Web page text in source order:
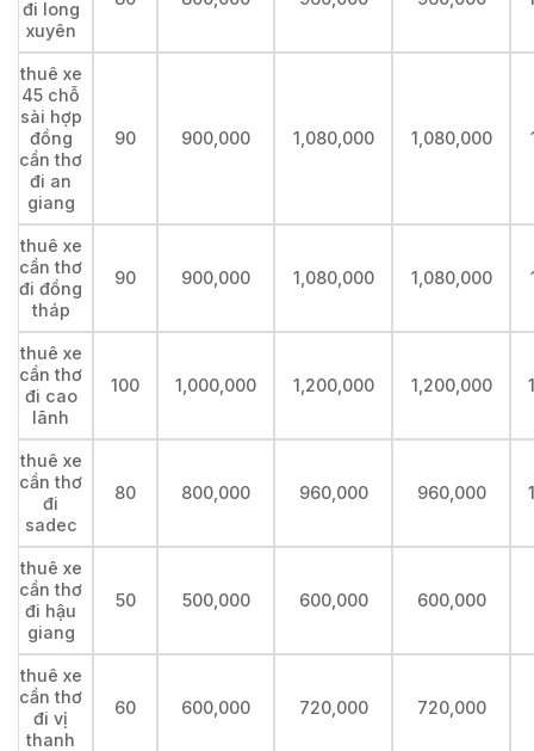
đi long
xuyên
thuê xe
45 chỗ
sài hợp
đồng
cần thơ
đi an
giang
90 900,000 1,080,000 1,080,000
thuê xe
cần thơ
đi đồng
tháp
90 900,000 1,080,000 1,080,000
thuê xe
cần thơ
đi cao
lãnh
100 1,000,000 1,200,000 1,200,000
thuê xe
cần thơ
đi
sadec
80 800,000 960,000 960,000
thuê xe
cần thơ
đi hậu
giang
50 500,000 600,000 600,000
thuê xe
cần thơ
đi vị
thanh
60 600,000 720,000 720,000